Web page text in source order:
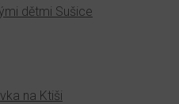
dětmi Sušice
na Ktiši